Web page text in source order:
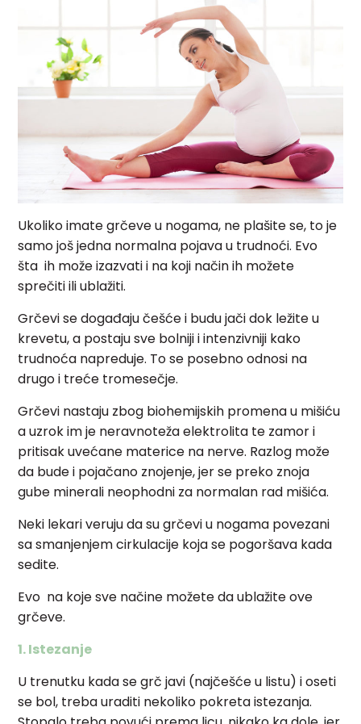
Ukoliko imate grčeve u nogama, ne plašite se, to je
samo još jedna normalna pojava u trudnoći. Evo
šta ih može izazvati i na koji način ih možete
sprečiti ili ublažiti.
Grčevi se događaju češće i budu jači dok ležite u
krevetu, a postaju sve bolniji i intenzivniji kako
trudnoća napreduje. To se posebno odnosi na
drugo i treće tromesečje.
Grčevi nastaju zbog biohemijskih promena u mišiću
a uzrok im je neravnoteža elektrolita te zamor i
pritisak uvećane materice na nerve. Razlog može
da bude i pojačano znojenje, jer se preko znoja
gube minerali neophodni za normalan rad mišića.
Neki lekari veruju da su grčevi u nogama povezani
sa smanjenjem cirkulacije koja se pogoršava kada
sedite.
Evo na koje sve načine možete da ublažite ove
grčeve.
1. Istezanje
U trenutku kada se grč javi (najčešće u listu) i oseti
se bol, treba uraditi nekoliko pokreta istezanja.